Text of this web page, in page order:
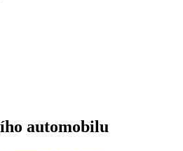
automobilu